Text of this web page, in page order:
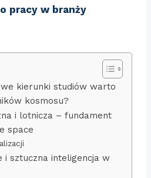
pracy w branży
kierunki studiów warto
kosmosu?
i lotnicza – fundament
space
i sztuczna inteligencja w